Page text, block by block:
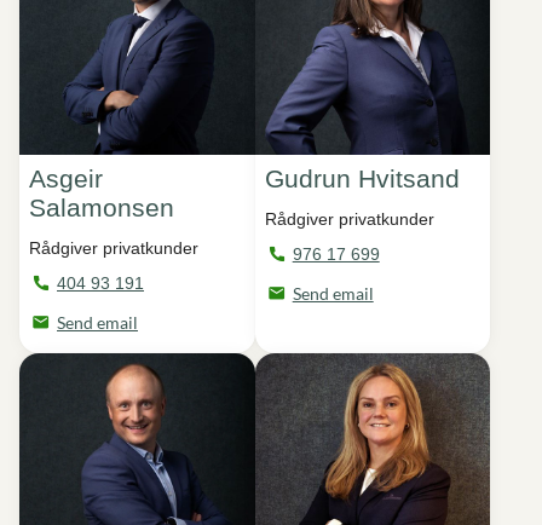
Asgeir
Salamonsen
Rådgiver privatkunder
404 93 191
Send email
Gudrun Hvitsand
Rådgiver privatkunder
976 17 699
Send email